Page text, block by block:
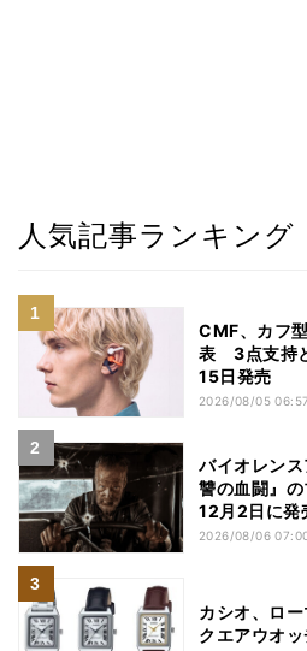
人気記事ランキング
CMF、カフ
表 3点支持
15日発売
2026/08/05 06:57
バイオレン
讐の血闘』
12月2日に発
2026/08/06
カシオ、ロ
クエアウオ